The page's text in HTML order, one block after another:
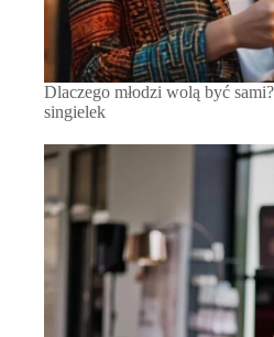
Dlaczego młodzi wolą być
singielek